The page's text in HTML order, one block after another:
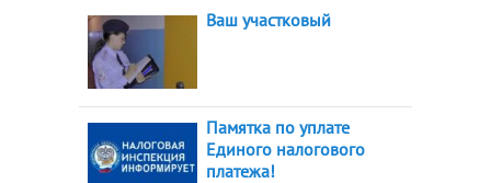
Ваш участковый
Памятка по уплате
Единого налогового
платежа!